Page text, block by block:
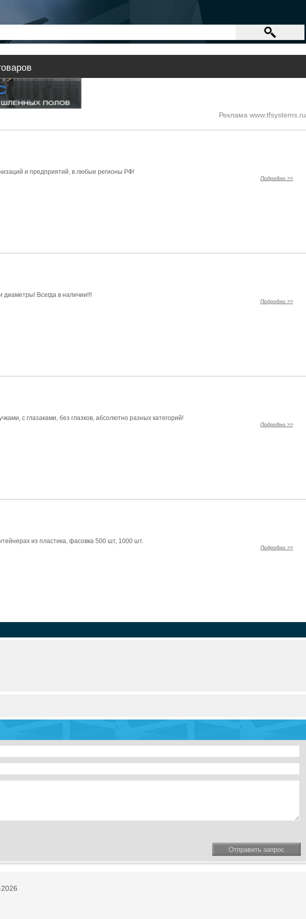
Реклама www.tfsystems.ru
и предприятий, в любые регионы РФ!
Подробно >>
Всегда в наличии!!!
Подробно >>
с глазаками, без глазков, абсолютно разных категорий!
Подробно >>
из пластика, фасовка 500 шт, 1000 шт.
Подробно >>
Отправить запрос